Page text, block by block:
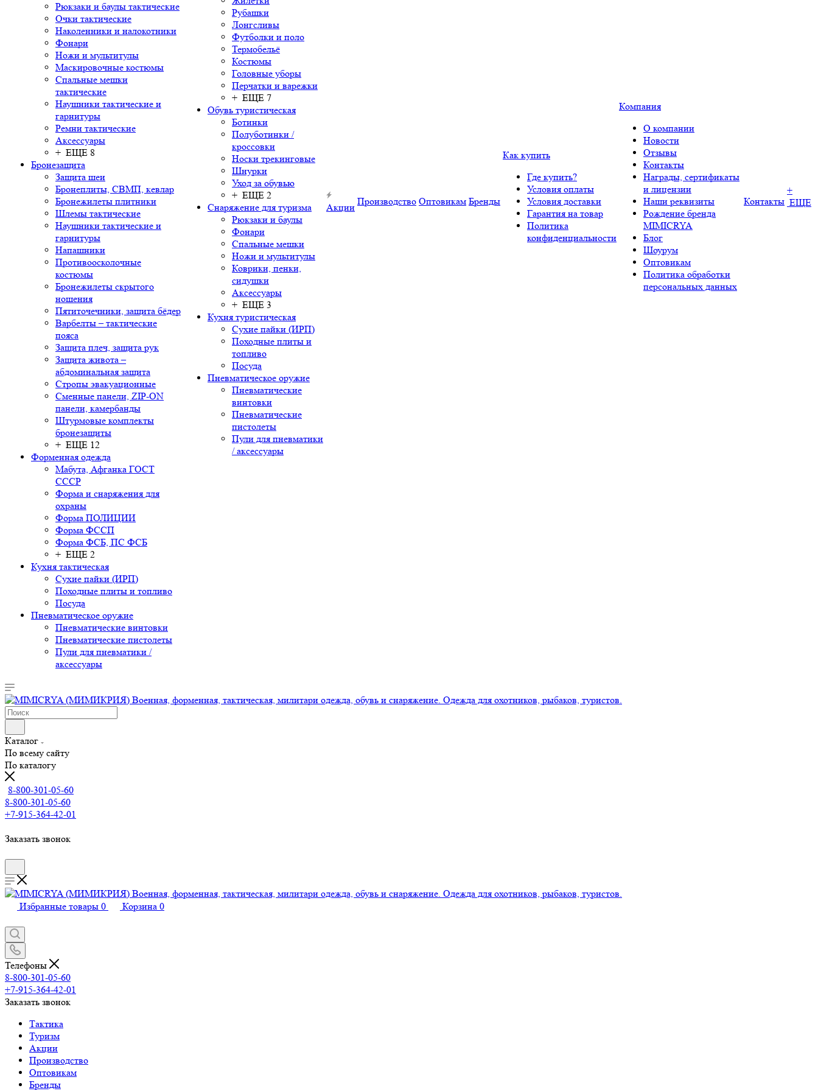
Рюкзаки и баулы тактические
Очки тактические
Наколенники и налокотники
Фонари
Ножи и мультитулы
Маскировочные костюмы
Спальные мешки
тактические
Наушники тактические и
гарнитуры
Ремни тактические
Аксессуары
+ ЕЩЕ 8
Бронезащита
Защита шеи
Бронеплиты, СВМП, кевлар
Бронежилеты плитники
Шлемы тактические
Наушники тактические и
гарнитуры
Напашники
Противоосколочные
костюмы
Бронежилеты скрытого
ношения
Пятиточечники, защита бёдер
Варбелты – тактические
пояса
Защита плеч, защита рук
Защита живота –
абдоминальная защита
Стропы эвакуационные
Сменные панели, ZIP-ON
панели, камербанды
Штурмовые комплекты
бронезащиты
+ ЕЩЕ 12
Форменная одежда
Мабута, Афганка ГОСТ
СССР
Форма и снаряжения для
охраны
Форма ПОЛИЦИИ
Форма ФССП
Форма ФСБ, ПС ФСБ
+ ЕЩЕ 2
Кухня тактическая
Сухие пайки (ИРП)
Походные плиты и топливо
Посуда
Пневматическое оружие
Пневматические винтовки
Пневматические пистолеты
Пули для пневматики /
аксессуары
Рубашки
Лонгсливы
Футболки и поло
Термобельё
Костюмы
Головные уборы
Перчатки и варежки
+ ЕЩЕ 7
Обувь туристическая
Ботинки
Полуботинки /
кроссовки
Носки трекинговые
Шнурки
Уход за обувью
+ ЕЩЕ 2
Снаряжение для туризма
Рюкзаки и баулы
Фонари
Спальные мешки
Ножи и мультитулы
Коврики, пенки,
сидушки
Аксессуары
+ ЕЩЕ 3
Кухня туристическая
Сухие пайки (ИРП)
Походные плиты и
топливо
Посуда
Пневматическое оружие
Пневматические
винтовки
Пневматические
пистолеты
Пули для пневматики
/ аксессуары
Акции
Производство Оптовикам Бренды
Как купить
Где купить?
Условия оплаты
Условия доставки
Гарантия на товар
Политика
конфиденциальности
Компания
О компании
Новости
Отзывы
Контакты
Награды, сертификаты
и лицензии
Наши реквизиты
Рождение бренда
MIMICRYA
Блог
Шоурум
Оптовикам
Политика обработки
персональных данных
Контакты
+
ЕЩЕ
Каталог
По всему сайту
По каталогу
8-800-301-05-60
8-800-301-05-60
+7-915-364-42-01
Заказать звонок
Избранные товары 0 Корзина 0
Телефоны
8-800-301-05-60
+7-915-364-42-01
Заказать звонок
Тактика
Туризм
Акции
Производство
Оптовикам
Бренды